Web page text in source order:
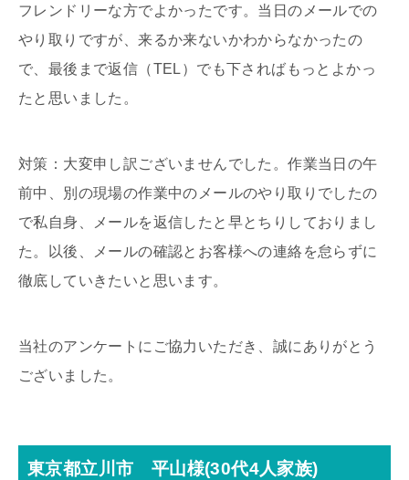
フレンドリーな方でよかったです。当日のメールでの
やり取りですが、来るか来ないかわからなかったの
で、最後まで返信（TEL）でも下さればもっとよかっ
たと思いました。
対策：大変申し訳ございませんでした。作業当日の午
前中、別の現場の作業中のメールのやり取りでしたの
で私自身、メールを返信したと早とちりしておりまし
た。以後、メールの確認とお客様への連絡を怠らずに
徹底していきたいと思います。
当社のアンケートにご協力いただき、誠にありがとう
ございました。
東京都立川市 平山様(30代4人家族)